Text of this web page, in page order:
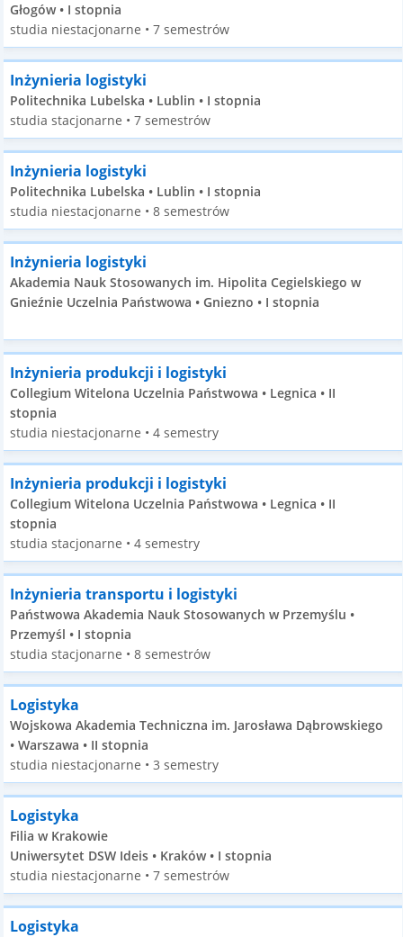
Głogów • I stopnia
studia niestacjonarne • 7 semestrów
Inżynieria logistyki
Politechnika Lubelska • Lublin • I stopnia
studia stacjonarne • 7 semestrów
Inżynieria logistyki
Politechnika Lubelska • Lublin • I stopnia
studia niestacjonarne • 8 semestrów
Inżynieria logistyki
Akademia Nauk Stosowanych im. Hipolita Cegielskiego w
Gnieźnie Uczelnia Państwowa • Gniezno • I stopnia
Inżynieria produkcji i logistyki
Collegium Witelona Uczelnia Państwowa • Legnica • II
stopnia
studia niestacjonarne • 4 semestry
Inżynieria produkcji i logistyki
Collegium Witelona Uczelnia Państwowa • Legnica • II
stopnia
studia stacjonarne • 4 semestry
Inżynieria transportu i logistyki
Państwowa Akademia Nauk Stosowanych w Przemyślu •
Przemyśl • I stopnia
studia stacjonarne • 8 semestrów
Logistyka
Wojskowa Akademia Techniczna im. Jarosława Dąbrowskiego
• Warszawa • II stopnia
studia niestacjonarne • 3 semestry
Logistyka
Filia w Krakowie
Uniwersytet DSW Ideis • Kraków • I stopnia
studia niestacjonarne • 7 semestrów
Logistyka